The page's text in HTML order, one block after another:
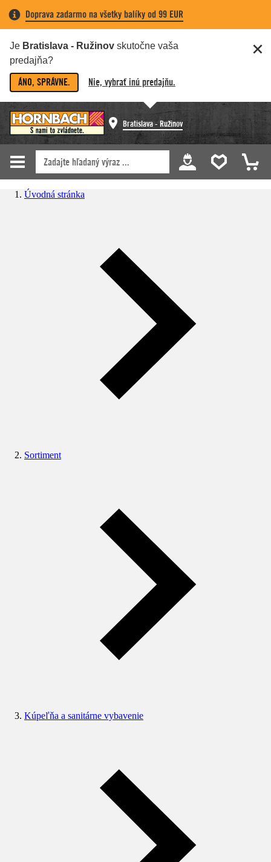
Doprava zadarmo na všetky balíky od 99 EUR
Je Bratislava - Ružinov skutočne vaša
predajňa?
ÁNO, SPRÁVNE. Nie, vybrať inú predajňu.
Bratislava - Ružinov
Úvodná stránka
Sortiment
Kúpeľňa a sanitárne vybavenie